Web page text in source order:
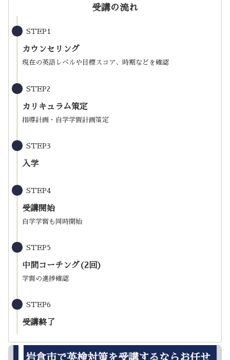
受講の流れ
STEP1
カウンセリング
現在の英語レベルや目標スコア、時期などを確認
STEP2
カリキュラム策定
指導計画・自学学習計画策定
STEP3
入学
STEP4
受講開始
自学学習も同時開始
STEP5
中間コーチング(2回)
学習の進捗確認
STEP6
受講終了
岩倉市で英検対策を受講するならお任せ